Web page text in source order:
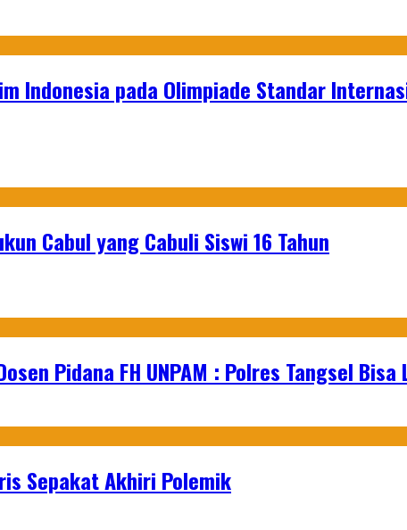
Indonesia pada Olimpiade Standar
Cabul yang Cabuli Siswi 16 Tahun
Pidana FH UNPAM : Polres Tangsel
Sepakat Akhiri Polemik